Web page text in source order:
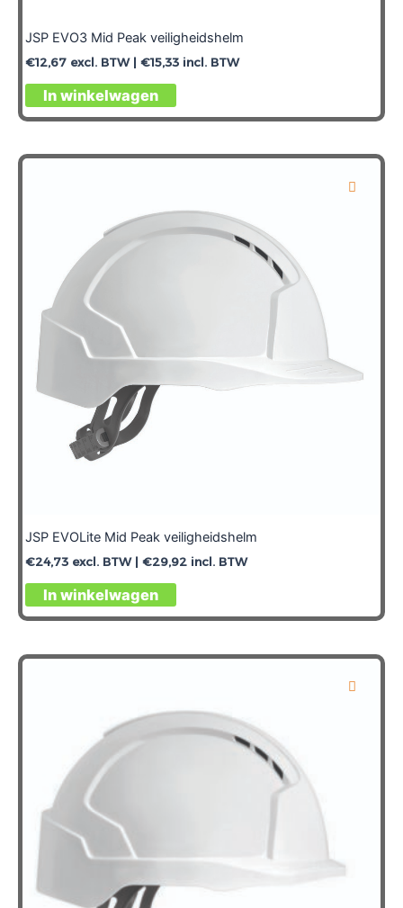
JSP EVO3 Mid Peak veiligheidshelm
€12,67 excl. BTW | €15,33 incl. BTW
In winkelwagen
JSP EVOLite Mid Peak veiligheidshelm
€24,73 excl. BTW | €29,92 incl. BTW
In winkelwagen